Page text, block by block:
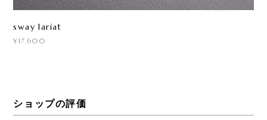
sway lariat
¥17,600
ショップの評価